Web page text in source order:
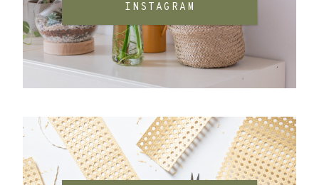
INSTAGRAM